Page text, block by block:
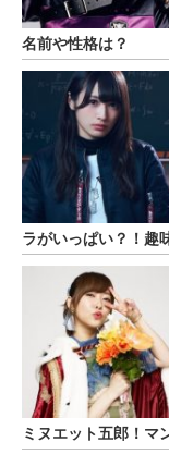
名前や性格は？
ラがいっぱい？！趣
ミヌエット五郎！マ